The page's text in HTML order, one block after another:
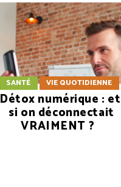
SANTÉ VIE QUOTIDIENNE
Détox numérique : et
si on déconnectait
VRAIMENT ?